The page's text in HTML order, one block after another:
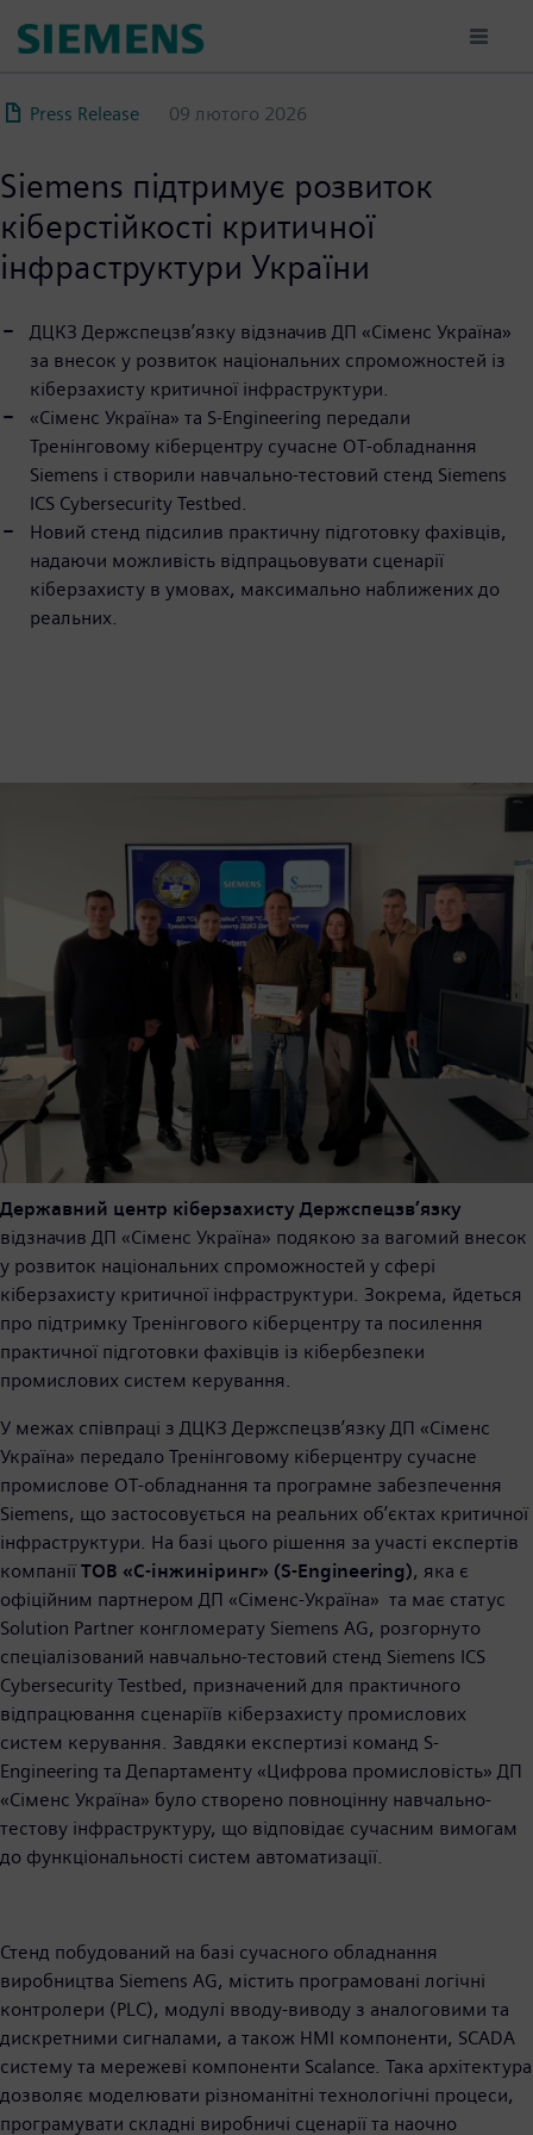
до
вмісту
Press Release 09 лютого 2026
Siemens підтримує розвиток
кіберстійкості критичної
інфраструктури України
ДЦКЗ Держспецзв’язку відзначив ДП «Сіменс Україна»
за внесок у розвиток національних спроможностей із
кіберзахисту критичної інфраструктури.
«Сіменс Україна» та S-Engineering передали
Тренінговому кіберцентру сучасне OT‑обладнання
Siemens і створили навчально-тестовий стенд Siemens
ICS Cybersecurity Testbed.
Новий стенд підсилив практичну підготовку фахівців,
надаючи можливість відпрацьовувати сценарії
кіберзахисту в умовах, максимально наближених до
реальних.
Державний центр кіберзахисту Держспецзв’язку
відзначив ДП «Сіменс Україна» подякою за вагомий внесок
у розвиток національних спроможностей у сфері
кіберзахисту критичної інфраструктури. Зокрема, йдеться
про підтримку Тренінгового кіберцентру та посилення
практичної підготовки фахівців із кібербезпеки
промислових систем керування.
У межах співпраці з ДЦКЗ Держспецзв’язку ДП «Сіменс
Україна» передало Тренінговому кіберцентру сучасне
промислове OT-обладнання та програмне забезпечення
Siemens, що застосовується на реальних об’єктах критичної
інфраструктури. На базі цього рішення за участі експертів
компанії ТОВ «С-інжиніринг» (S-Engineering), яка є
офіційним партнером ДП «Сіменс-Україна» та має статус
Solution Partner конгломерату Siemens AG, розгорнуто
спеціалізований навчально-тестовий стенд Siemens ICS
Cybersecurity Testbed, призначений для практичного
відпрацювання сценаріїв кіберзахисту промислових
систем керування. Завдяки експертизі команд S-
Engineering та Департаменту «Цифрова промисловість» ДП
«Сіменс Україна» було створено повноцінну навчально-
тестову інфраструктуру, що відповідає сучасним вимогам
до функціональності систем автоматизації.
Стенд побудований на базі сучасного обладнання
виробництва Siemens AG, містить програмовані логічні
контролери (PLC), модулі вводу-виводу з аналоговими та
дискретними сигналами, а також HMI компоненти, SCADA
систему та мережеві компоненти Scalance. Така архітектура
дозволяє моделювати різноманітні технологічні процеси,
програмувати складні виробничі сценарії та наочно